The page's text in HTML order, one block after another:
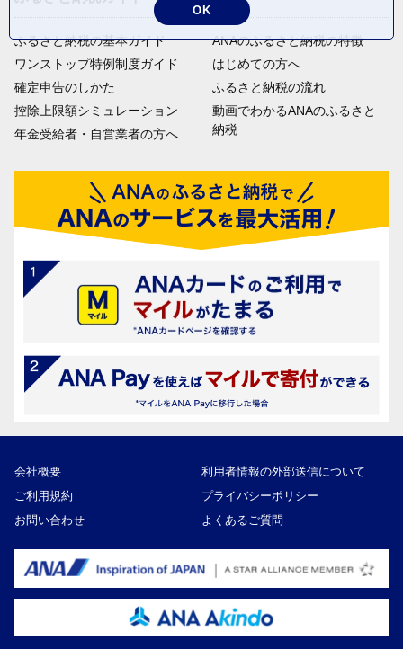
ふるさと納税の基本ガイド
ワンストップ特例制度ガイド
確定申告のしかた
控除上限額シミュレーション
年金受給者・自営業者の方へ
ANAのふるさと納税の特徴
はじめての方へ
ふるさと納税の流れ
動画でわかるANAのふるさと
納税
会社概要
利用者情報の外部送信について
ご利用規約
プライバシーポリシー
お問い合わせ
よくあるご質問
OK